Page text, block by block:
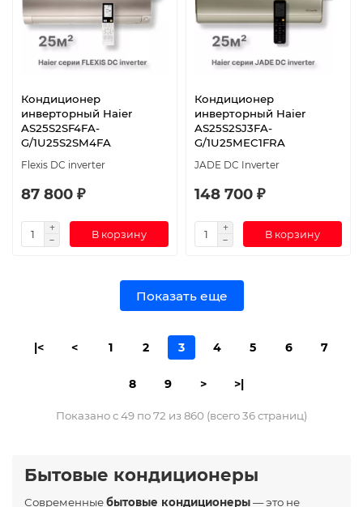
Кондиционер
инверторный Haier
AS25S2SF4FA-
G/1U25S2SM4FA
Flexis DC inverter
87 800 ₽
В корзину
Кондиционер
инверторный Haier
AS25S2SJ3FA-
G/1U25MEC1FRA
JADE DC Inverter
148 700 ₽
В корзину
Показать еще
|< < 1 2 3 4 5 6 7
8 9 > >|
Показано с 49 по 72 из 860 (всего 36 страниц)
Бытовые кондиционеры
Современныебытовые кондиционеры— это не